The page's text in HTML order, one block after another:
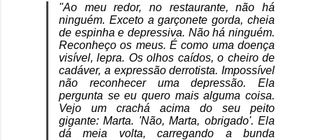
"Ao meu redor, no restaurante, não há
ninguém. Exceto a garçonete gorda, cheia
de espinha e depressiva. Não há ninguém.
Reconheço os meus. É como uma doença
visível, lepra. Os olhos caídos, o cheiro de
cadáver, a expressão derrotista. Impossível
não reconhecer uma depressão. Ela
pergunta se eu quero mais alguma coisa.
Vejo um crachá acima do seu peito
gigante: Marta. 'Não, Marta, obrigado'. Ela
dá meia volta, carregando a bunda